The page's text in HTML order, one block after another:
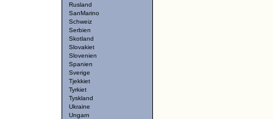
Rusland
SanMarino
Schweiz
Serbien
Skotland
Slovakiet
Slovenien
Spanien
Sverige
Tjekkiet
Tyrkiet
Tyskland
Ukraine
Ungarn